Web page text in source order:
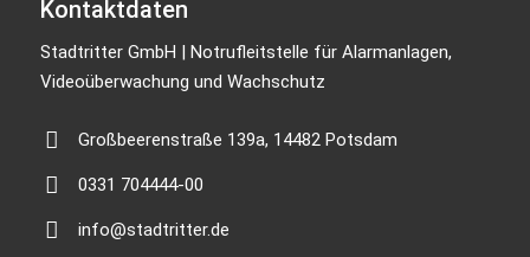
Kontaktdaten
Stadtritter GmbH | Notrufleitstelle für Alarmanlagen,
Videoüberwachung und Wachschutz
Großbeerenstraße 139a, 14482 Potsdam
0331 704444-00
info@stadtritter.de